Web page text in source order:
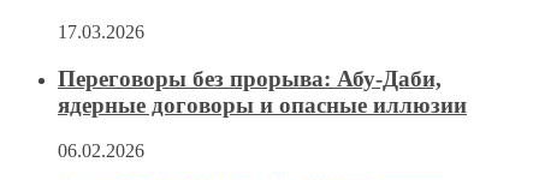
17.03.2026
Переговоры без прорыва: Абу-Даби,
ядерные договоры и опасные иллюзии
06.02.2026